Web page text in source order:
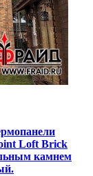
Loft Brick
камнем